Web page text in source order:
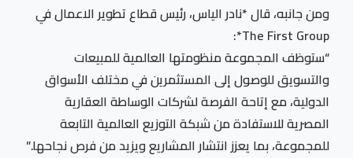
ومن جانبه، قال *نادر الياس، رئيس قطاع تطوير الاعمال في
The First Group*:
“ستوظف المجموعة منظومتها العالمية للمبيعات
والتسويق للوصول إلى المستثمرين في مختلف الأسواق
الدولية، مع إتاحة الفرصة لشركات الوساطة العقارية
المصرية للاستفادة من شبكة التوزيع العالمية التابعة
للمجموعة، بما يعزز انتشار المشاريع ويزيد من فرص نجاحها.”